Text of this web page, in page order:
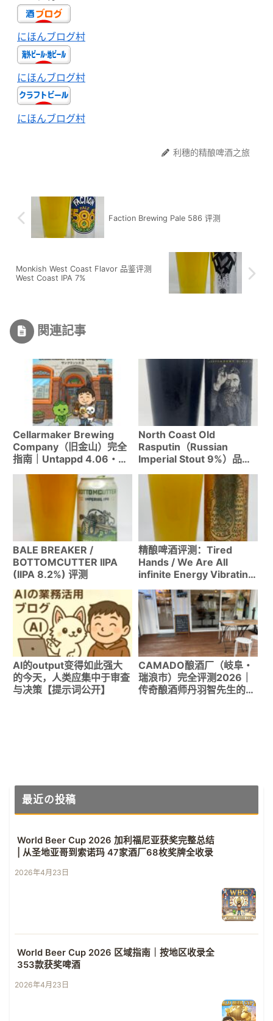
にほんブログ村
にほんブログ村
にほんブログ村
利穗的精酿啤酒之旅
Faction Brewing Pale 586 评测
Monkish West Coast Flavor 品鉴评测
West Coast IPA 7%
関連記事
Cellarmaker Brewing
Company（旧金山）完全
指南｜Untappd 4.06・
BeerAdvocate 95分的SF
最受瞩目精酿厂登陆日本
North Coast Old
Rasputin（Russian
Imperial Stout 9%）品饮
评测
BALE BREAKER /
BOTTOMCUTTER IIPA
(IIPA 8.2%) 评测
精酿啤酒评测：Tired
Hands / We Are All
infinite Energy Vibrating
(Wheat IPA 6.0%)
AI的output变得如此强大
的今天，人类应集中于审查
与决策【提示词公开】
CAMADO酿酒厂（岐阜・
瑞浪市）完全评测2026｜
传奇酿酒师丹羽智先生的品
最近の投稿
World Beer Cup 2026 加利福尼亚获奖完整总结
| 从圣地亚哥到索诺玛 47家酒厂68枚奖牌全收录
2026年4月23日
World Beer Cup 2026 区域指南｜按地区收录全
353款获奖啤酒
2026年4月23日